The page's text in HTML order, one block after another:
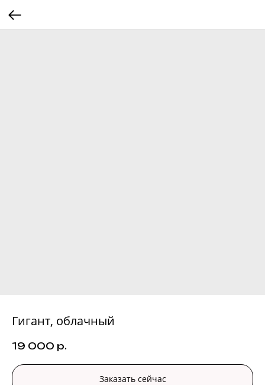
Гигант, облачный
19 000 р.
Заказать сейчас